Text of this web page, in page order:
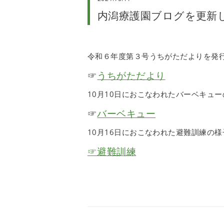
内潟療護園ブログを更新
令和６年度第３号うちがただよりを発
☞ うちがただより
10月10日におこなわれたバーベキュ
☞バーベキュー
10月16日におこなわれた避難訓練の
☞避難訓練